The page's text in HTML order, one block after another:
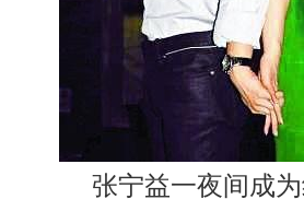
张宁益一夜间成